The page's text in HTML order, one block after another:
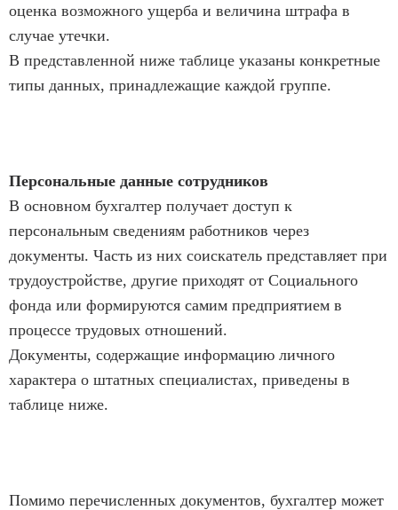
оценка возможного ущерба и величина штрафа в
случае утечки.
В представленной ниже таблице указаны конкретные
типы данных, принадлежащие каждой группе.
Персональные данные сотрудников
В основном бухгалтер получает доступ к
персональным сведениям работников через
документы. Часть из них соискатель представляет при
трудоустройстве, другие приходят от Социального
фонда или формируются самим предприятием в
процессе трудовых отношений.
Документы, содержащие информацию личного
характера о штатных специалистах, приведены в
таблице ниже.
Помимо перечисленных документов, бухгалтер может